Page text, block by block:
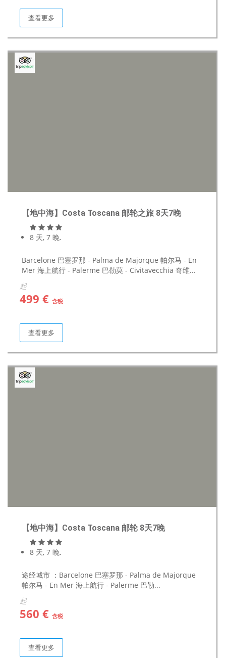
查看更多
【地中海】Costa Toscana 邮轮之旅 8天7晚
8 天, 7 晚.
Barcelone 巴塞罗那 - Palma de Majorque 帕尔马 - En
Mer 海上航行 - Palerme 巴勒莫 - Civitavecchia 奇维...
起
499 € 含税
查看更多
【地中海】Costa Toscana 邮轮 8天7晚
8 天, 7 晚.
途经城市 ：Barcelone 巴塞罗那 - Palma de Majorque
帕尔马 - En Mer 海上航行 - Palerme 巴勒...
起
560 € 含税
查看更多